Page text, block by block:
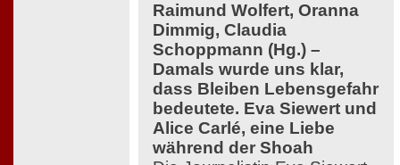
Raimund Wolfert, Oranna
Dimmig, Claudia
Schoppmann (Hg.) –
Damals wurde uns klar,
dass Bleiben Lebensgefahr
bedeutete. Eva Siewert und
Alice Carlé, eine Liebe
während der Shoah